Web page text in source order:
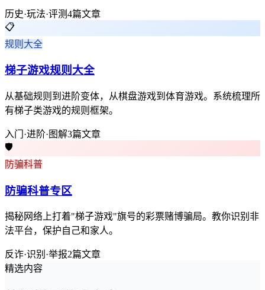
历史·玩法·评测4篇文章
📋
规则大全
梯子游戏规则大全
从基础规则到进阶变体，从棋盘游戏到体育游戏。系统梳理所
有梯子类游戏的规则框架。
入门·进阶·图解3篇文章
🛡️
防骗科普
防骗科普专区
揭秘网络上打着"梯子游戏"旗号的彩票赌博骗局。教你识别非
法平台，保护自己和家人。
反诈·识别·举报2篇文章
精选内容